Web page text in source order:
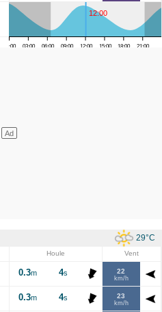
12:00
00:00 03:00 06:00 09:00 12:00 15:00 18:00 21:00
29°C
Houle Vent
0.3m 4s 22
km/h
0.3m 4s 23
km/h